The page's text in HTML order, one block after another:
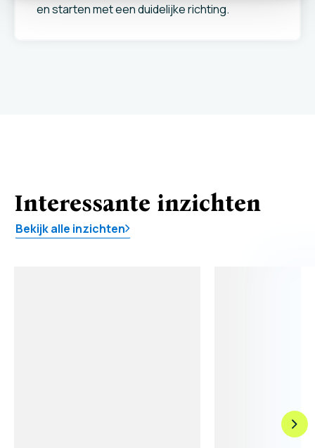
en starten met een duidelijke richting.
Interessante inzichten
Bekijk alle inzichten